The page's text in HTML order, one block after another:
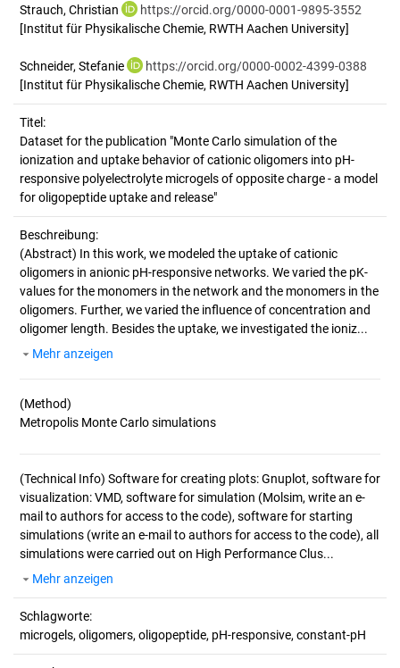
Strauch, Christian
https://orcid.org/0000-0001-9895-3552
[Institut für Physikalische Chemie, RWTH Aachen University]
Schneider, Stefanie
https://orcid.org/0000-0002-4399-0388
[Institut für Physikalische Chemie, RWTH Aachen University]
Titel:
Dataset for the publication "Monte Carlo simulation of the
ionization and uptake behavior of cationic oligomers into pH-
responsive polyelectrolyte microgels of opposite charge - a model
for oligopeptide uptake and release"
Beschreibung:
(Abstract) In this work, we modeled the uptake of cationic
oligomers in anionic pH-responsive networks. We varied the pK-
values for the monomers in the network and the monomers in the
oligomers. Further, we varied the influence of concentration and
oligomer length. Besides the uptake, we investigated the ioniz...
Mehr anzeigen
(Method)
(Technical Info) Software for creating plots: Gnuplot, software for
visualization: VMD, software for simulation (Molsim, write an e-
mail to authors for access to the code), software for starting
simulations (write an e-mail to authors for access to the code), all
simulations were carried out on High Performance Clus...
Mehr anzeigen
Schlagworte:
microgels, oligomers, oligopeptide, pH-responsive, constant-pH